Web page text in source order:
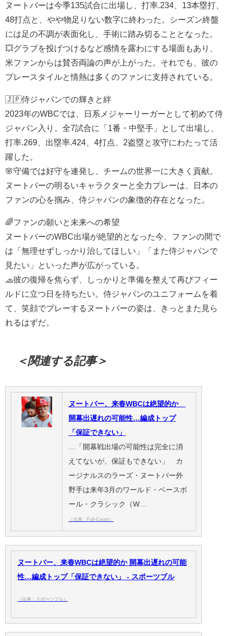
ヌートバーは今季135試合に出場し、打率.234、13本塁打、
48打点と、やや物足りない数字に終わった。シーズン終盤
には足の不調が表面化し、手術に踏み切ることとなった。
💥グラブを投げつけるなど感情を露わにする場面もあり、
米ファンからは賛否両論の声が上がった。それでも、彼の
プレースタイルと情熱は多くのファンに支持されている。
🇯🇵侍ジャパンでの輝きと絆
2023年のWBCでは、日系メジャーリーガーとして初めて侍
ジャパン入り。全7試合に「1番・中堅手」として出場し、
打率.269、出塁率.424、4打点、2盗塁と攻守にわたって活
躍した。
🌸守備では好守を連発し、チームの世界一に大きく貢献。
ヌートバーの明るいキャラクターと全力プレーは、日本の
ファンの心を掴み、侍ジャパンの象徴的存在となった。
🌈ファンの願いと未来への希望
ヌートバーのWBC出場が絶望的となった今、ファンの間で
は「無理せずしっかり治してほしい」「また侍ジャパンで
見たい」といった声が広がっている。
🧢彼の復帰を焦らず、しっかりと準備を整えて再びフィー
ルドに立つ日を待ちたい。侍ジャパンのユニフォームを着
て、笑顔でプレーするヌートバーの姿は、きっとまた見ら
れるはずだ。
＜関連する記事＞
ヌートバー、来春WBCは絶望的か
開幕出遅れの可能性…編成トップ
「保証できない」
…「開幕戦出場の可能性は完全に消
えてないが、保証もできない」 カ
ージナルスのラーズ・ヌートバー外
野手は来年3月のワールド・ベースボ
ール・クラシック（W…
（出典：Full-Count）
ヌートバー、来春WBCは絶望的か 開幕出遅れの可能
性…編成トップ「保証できない」 - スポーツブル
（出典：スポーツブル）